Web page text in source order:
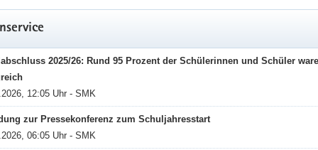
Gesundheitsmanagement
Schulen im Freistaat Sachsen
der Lehrkräfte ist ein maßgeblicher Indikator für gutes
der Lehrkräfte
2025/26: Rund 95 Prozent der Schülerinnen und Schüler
12:05 Uhr - SMK
zur Pressekonferenz zum Schuljahresstart
06:05 Uhr - SMK